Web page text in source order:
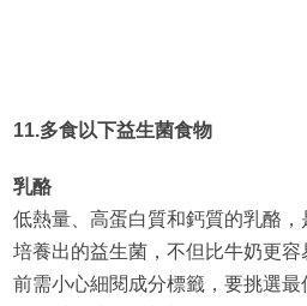
11.多食以下益生菌食物
乳酪
低熱量、高蛋白質和鈣質的乳酪
培養出的益生菌，不但比牛奶更
前需小心細閱成分標籤，要挑選